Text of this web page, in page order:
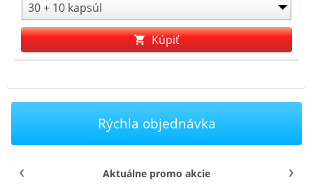
Kúpiť
Rýchla objednávka
Aktuálne promo akcie